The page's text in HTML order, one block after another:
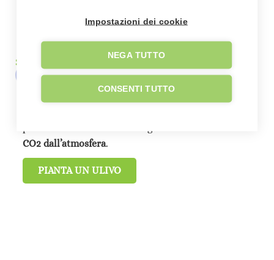
RICEVI L'OLIO
3. Lotta alla Xylella
CO2 dall’atmosfera.
PIANTA UN ULIVO
Impostazioni dei cookie
NEGA TUTTO
CONSENTI TUTTO